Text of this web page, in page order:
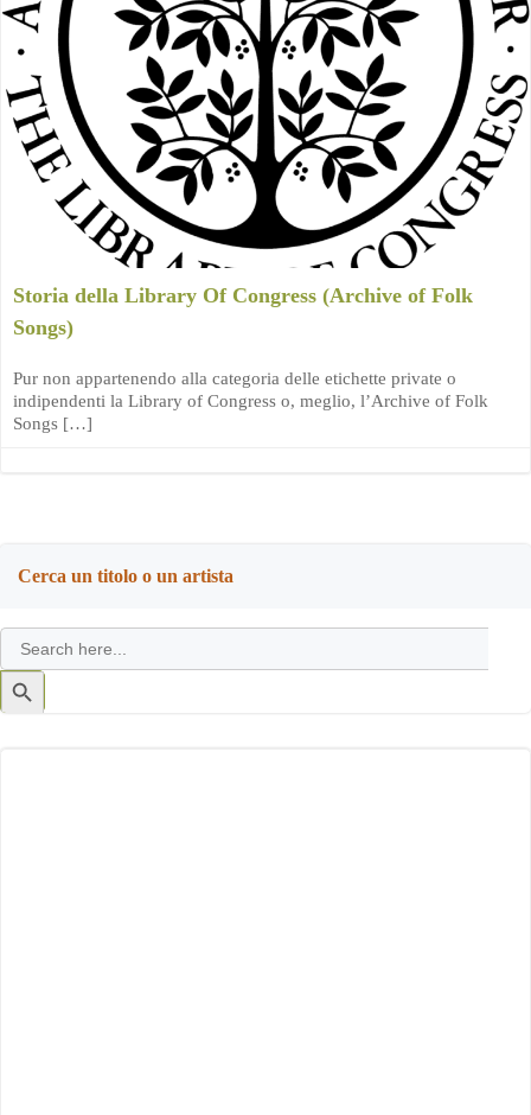
Storia della Library Of Congress (Archive of Folk
Songs)
Pur non appartenendo alla categoria delle etichette private o
indipendenti la Library of Congress o, meglio, l’Archive of Folk
Songs […]
Cerca un titolo o un artista
Search
for:
Search
Button